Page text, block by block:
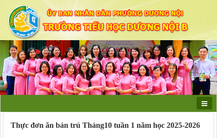
Thực đơn ăn bán trú Tháng10 tuần 1 năm học 2025-2026